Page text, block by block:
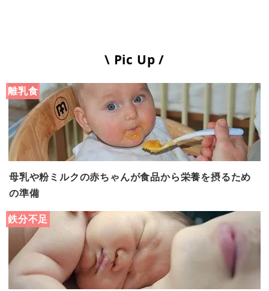
\ Pic Up /
離乳食
母乳や粉ミルクの赤ちゃんが食品から栄養を摂るため
の準備
鉄分不足